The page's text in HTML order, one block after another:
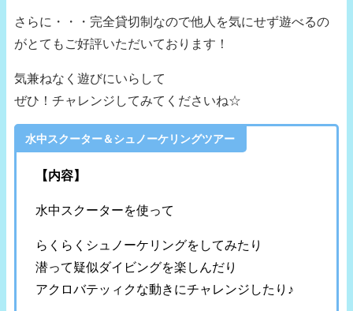
さらに・・・完全貸切制なので他人を気にせず遊べるの
がとてもご好評いただいております！
気兼ねなく遊びにいらして
ぜひ！チャレンジしてみてくださいね☆
水中スクーター＆シュノーケリングツアー
【内容】
水中スクーターを使って
らくらくシュノーケリングをしてみたり
潜って疑似ダイビングを楽しんだり
アクロバテッィクな動きにチャレンジしたり♪